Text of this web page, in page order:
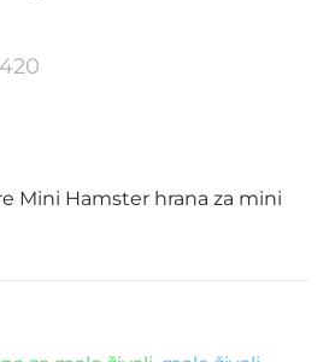
Mini Hamster hrana za mini